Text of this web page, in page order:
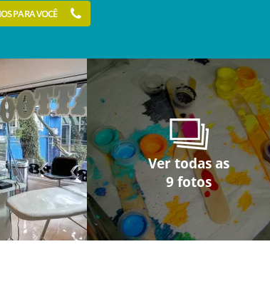
PARA VOCÊ
Ver todas as
9 fotos
Ver todas as
9 fotos
Ver todas as
9 fotos
Ver todas as
9 fotos
Ver todas as
9 fotos
Ver todas as
9 fotos
Ver todas as
9 fotos
Ver todas as
9 fotos
Ver todas as
9 fotos